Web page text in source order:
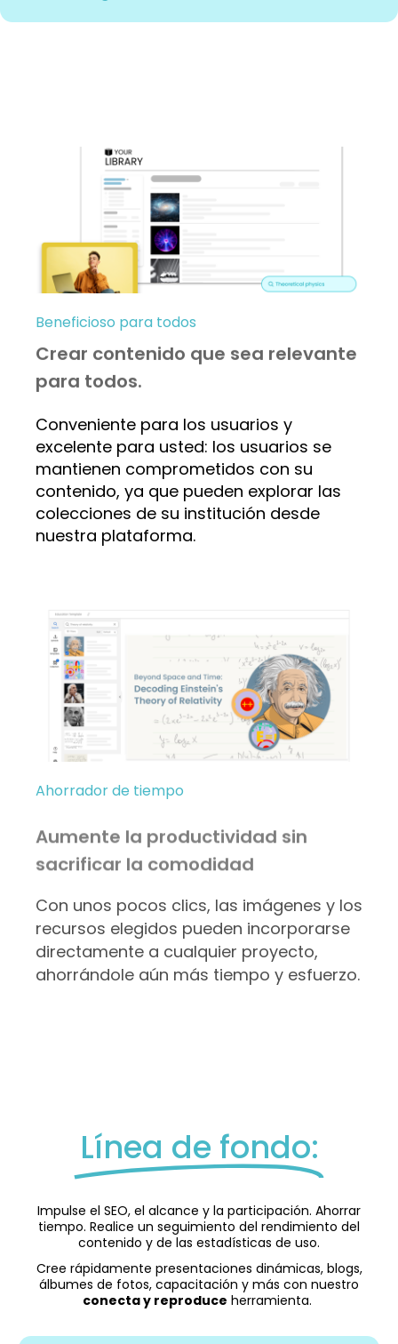
Beneficioso para todos
Crear contenido que sea relevante
para todos.
Conveniente para los usuarios y
excelente para usted: los usuarios se
mantienen comprometidos con su
contenido, ya que pueden explorar las
colecciones de su institución desde
nuestra plataforma.
Ahorrador de tiempo
Aumente la productividad sin
sacrificar la comodidad
Con unos pocos clics, las imágenes y los
recursos elegidos pueden incorporarse
directamente a cualquier proyecto,
ahorrándole aún más tiempo y esfuerzo.
Línea de fondo:
Impulse el SEO, el alcance y la participación. Ahorrar
tiempo. Realice un seguimiento del rendimiento del
contenido y de las estadísticas de uso.
Cree rápidamente presentaciones dinámicas, blogs,
álbumes de fotos, capacitación y más con nuestro
conecta y reproduce herramienta.